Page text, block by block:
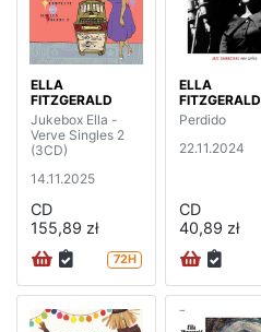
ELLA
FITZGERALD
Jukebox Ella -
Verve Singles 2
(3CD)
14.11.2025
CD
155,89 zł
72H
ELLA
FITZGERALD
Perdido
22.11.2024
CD
40,89 zł